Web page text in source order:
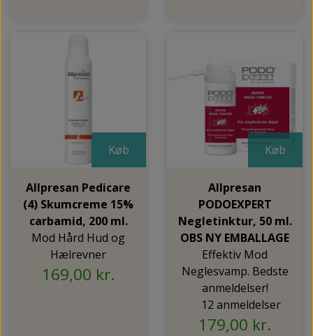
Køb
Allpresan Pedicare
(4) Skumcreme 15%
carbamid, 200 ml.
Mod Hård Hud og
Hælrevner
169,00 kr.
Køb
Allpresan
PODOEXPERT
Negletinktur, 50 ml.
OBS NY EMBALLAGE
Effektiv Mod
Neglesvamp. Bedste
anmeldelser!
12 anmeldelser
179,00 kr.